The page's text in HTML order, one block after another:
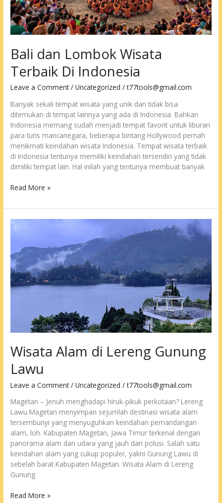
Bali dan Lombok Wisata
Terbaik Di Indonesia
Leave a Comment /Uncategorized /t77tools@gmail.com
Banyak sekali tempat wisata yang unik dan tidak bisa
ditemukan di tempat lainnya yang ada di Indonesia. Bahkan
Indonesia memang sudah menjadi tempat favorit untuk liburan
para turis mancanegara, beberapa bintang Hollywood pernah
menikmati keindahan wisata Indonesia. Tempat wisata terbaik
di Indonesia tentunya memiliki keindahan tersendiri yang tidak
dimiliki tempat lain. Hal inilah yang tentunya membuat banyak
Bali
Lombok
Wisata
Indonesia
Read More »
Wisata Alam di Lereng Gunung
Lawu
Leave a Comment /Uncategorized /t77tools@gmail.com
Magetan – Jenuh menghadapi hiruk-pikuk perkotaan? Lereng
Lawu Magetan menyimpan sejumlah destinasi wisata alam
tersembunyi yang menyuguhkan keindahan pemandangan
alam, loh. Kabupaten Magetan, Jawa Timur terkenal dengan
panorama alam dan udara yang jauh dari polusi. Salah satu
keindahan alam yang cukup populer, yakni Gunung Lawu di
sebelah barat Kabupaten Magetan. Wisata Alam di Lereng
Gunung
Wisata
Read More »